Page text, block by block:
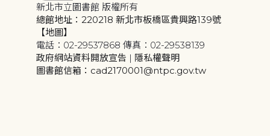
新北市立圖書館 版權所有
總館地址：220218 新北市板橋區貴興路139號
【地圖】
電話：02-29537868 傳真：02-29538139
政府網站資料開放宣告 | 隱私權聲明
圖書館信箱：cad2170001@ntpc.gov.tw